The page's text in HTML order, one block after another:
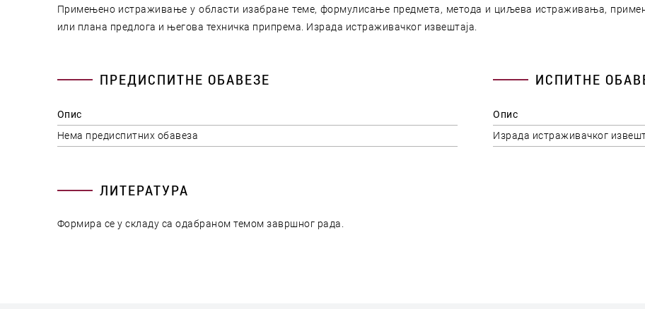
Примењено истраживање у области изабране теме, формулисање предмета, метода и циљева истраживања,
или плана предлога и његова техничка припрема. Израда истраживачког извештаја.
ПРЕДИСПИТНЕ ОБАВЕЗЕ
Опис
Нема предиспитних обавеза
ИСПИТНЕ
Опис
Израда истраживачког
ЛИТЕРАТУРА
Формира се у складу са одабраном темом завршног рада.